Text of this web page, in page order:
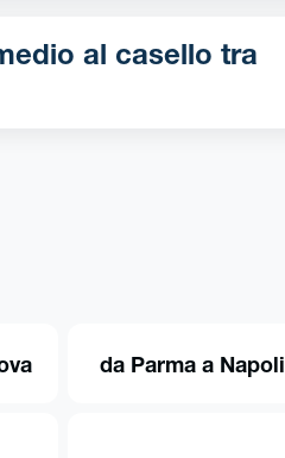
al casello tra
da Parma a Napoli